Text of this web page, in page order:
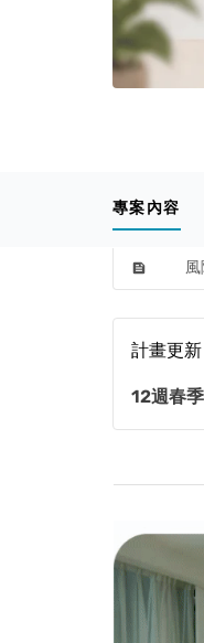
feed
專案內容
計畫更新
12週春